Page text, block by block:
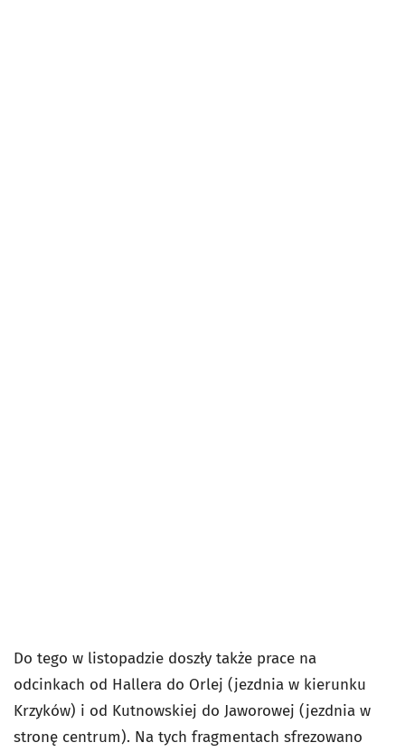
Do tego w listopadzie doszły także prace na
odcinkach od Hallera do Orlej (jezdnia w kierunku
Krzyków) i od Kutnowskiej do Jaworowej (jezdnia w
stronę centrum). Na tych fragmentach sfrezowano